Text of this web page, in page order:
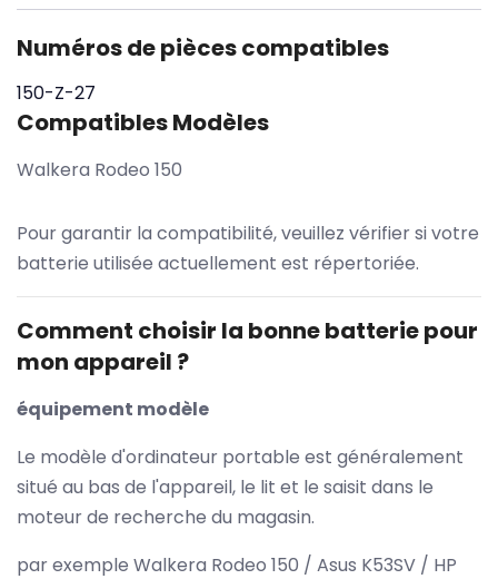
Numéros de pièces compatibles
150-Z-27
Compatibles Modèles
Walkera Rodeo 150
Pour garantir la compatibilité, veuillez vérifier si votre
batterie utilisée actuellement est répertoriée.
Comment choisir la bonne batterie pour
mon appareil ?
équipement modèle
Le modèle d'ordinateur portable est généralement
situé au bas de l'appareil, le lit et le saisit dans le
moteur de recherche du magasin.
par exemple Walkera Rodeo 150 / Asus K53SV / HP